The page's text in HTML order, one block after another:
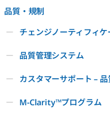
品質・規制
チェンジノーティフィ
品質管理システム
カスタマーサポート –
M-Clarity™プログラム